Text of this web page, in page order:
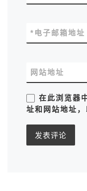
电子邮箱地址
*
网站地址
在此浏览器
址和网站地址，